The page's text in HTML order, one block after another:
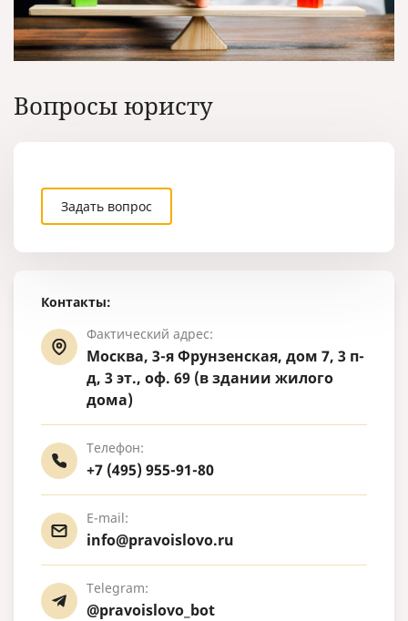
Контакты:
Фактический адрес:
Москва, 3-я Фрунзенская, дом 7, 3 п-
д, 3 эт., оф. 69 (в здании жилого
дома)
Телефон:
+7 (495) 955-91-80
E-mail:
info@pravoislovo.ru
Telegram:
@pravoislovo_bot
Вопросы юристу
Задать вопрос